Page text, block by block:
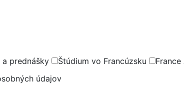
a prednášky Štúdium vo Francúzsku France
údajov